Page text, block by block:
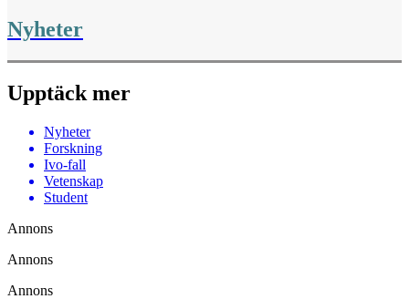
Nyheter
Upptäck mer
Nyheter
Forskning
Ivo-fall
Vetenskap
Student
Annons
Annons
Annons